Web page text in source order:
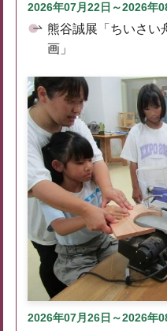
2026年07月22日～2026年
熊谷誠展「ちいさ
画」
2026年07月26日～2026年